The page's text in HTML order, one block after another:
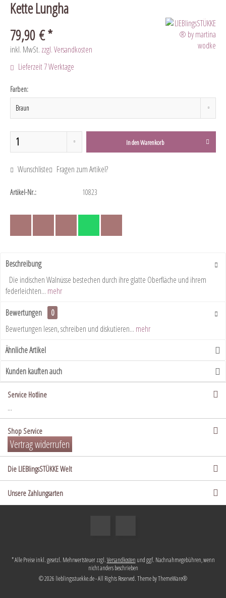
Kette Lungha
79,90 € *
inkl. MwSt. zzgl. Versandkosten
Lieferzeit 7 Werktage
Farben:
In denWarenkorb
Wunschliste Fragen zum Artikel?
Artikel-Nr.: 10823
Beschreibung
Die indischen Walnüsse bestechen durch ihre glatte Oberfläche und ihrem
federleichten... mehr
Bewertungen
0
Bewertungen lesen, schreiben und diskutieren... mehr
Ähnliche Artikel
Kunden kauften auch
Service Hotline
...
Shop Service
Vertrag widerrufen
Die LIEBlingsSTÜKKE Welt
Unsere Zahlungsarten
* Alle Preise inkl. gesetzl. Mehrwertsteuer zzgl.Versandkosten und ggf. Nachnahmegebühren, wenn
nicht anders beschrieben
© 2026 lieblingsstuekke.de - All Rights Reserved. Theme byThemeWare®